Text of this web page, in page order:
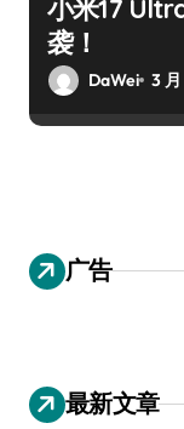
小米17
袭！
DaWei 3
广告
最新文章